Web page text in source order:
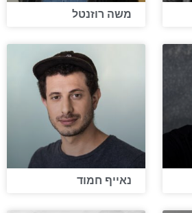
משה רוזנטל
נאייף חמוד